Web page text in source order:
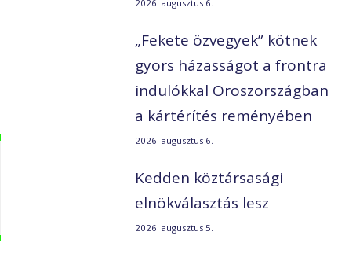
2026. augusztus 6.
„Fekete özvegyek” kötnek
gyors házasságot a frontra
indulókkal Oroszországban
a kártérítés reményében
2026. augusztus 6.
Kedden köztársasági
elnökválasztás lesz
2026. augusztus 5.